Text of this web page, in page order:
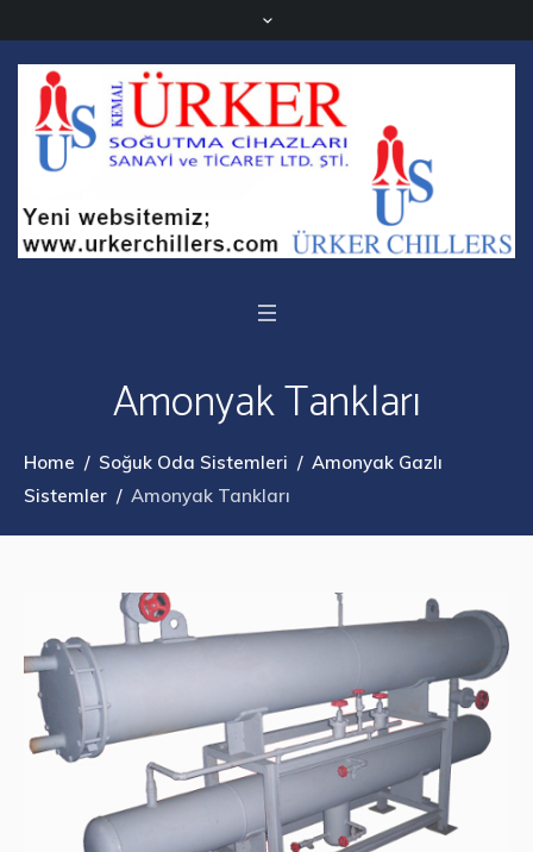
Amonyak Tankları
Home / Soğuk Oda Sistemleri / Amonyak Gazlı
Sistemler / Amonyak Tankları